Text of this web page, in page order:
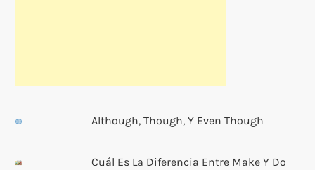
Although, Though, Y Even Though
Cuál Es La Diferencia Entre Make Y Do